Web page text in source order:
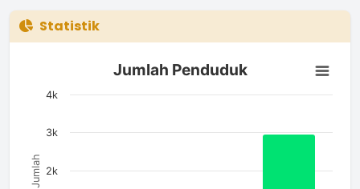
Statistik
Jumlah Penduduk
Bar chart with 3 bars.
The chart has 1 X axis displaying categories.
Jumlah
Jumlah Penduduk
2k
3k
4k